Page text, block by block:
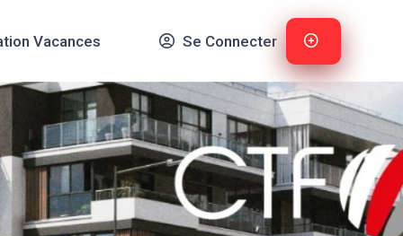
Vacances Se Connecter